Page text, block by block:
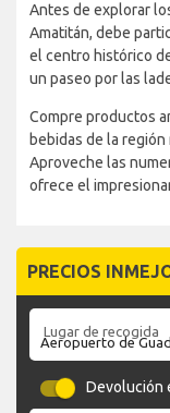
Antes de explorar
Amatitán, debe
el centro histórico
un paseo por las
Compre productos
bebidas de la
Aproveche las
ofrece el
PRECIOS
Lugar de recogida
Devolución